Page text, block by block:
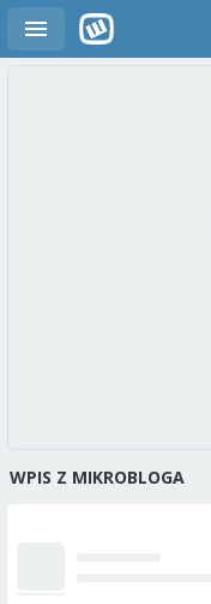
WPIS Z MIKROBLOGA